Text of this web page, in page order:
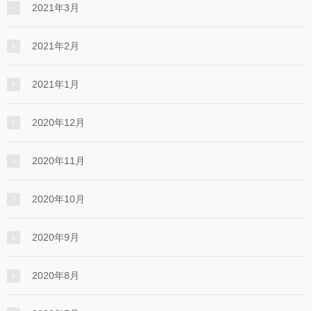
2021年3月
2021年2月
2021年1月
2020年12月
2020年11月
2020年10月
2020年9月
2020年8月